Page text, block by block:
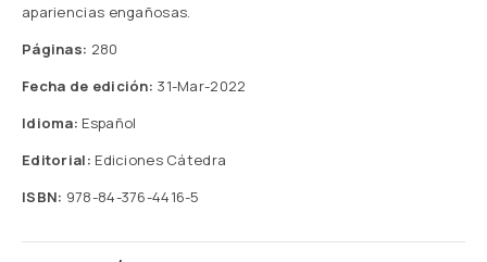
apariencias engañosas.
Páginas: 280
Fecha de edición: 31-Mar-2022
Idioma: Español
Editorial: Ediciones Cátedra
ISBN: 978-84-376-4416-5